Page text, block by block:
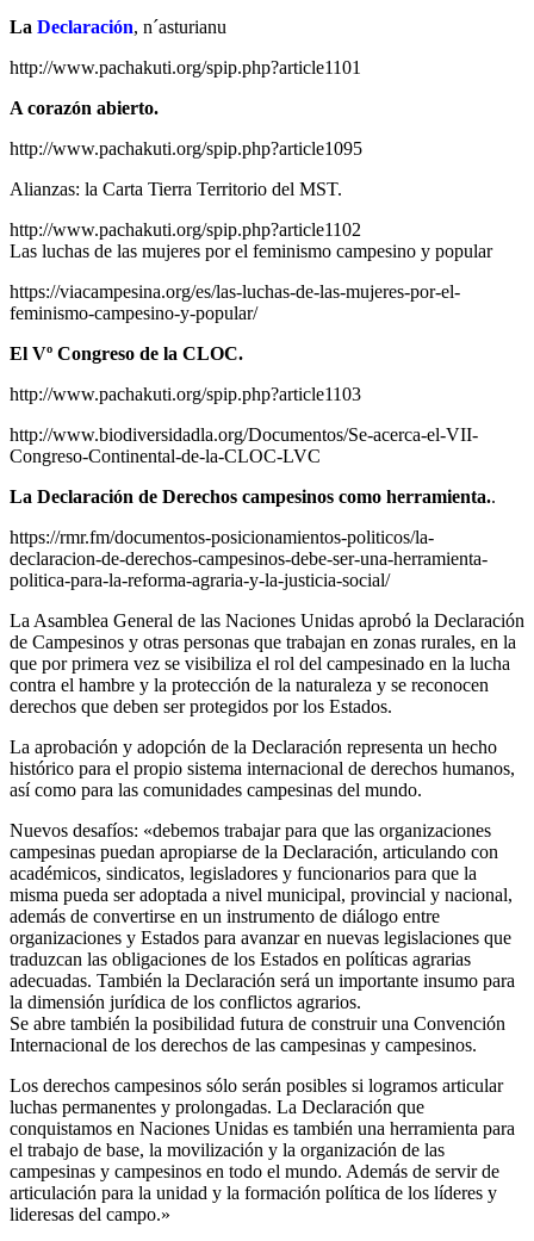
La Declaración, n´asturianu
http://www.pachakuti.org/spip.php?article1101
A corazón abierto.
http://www.pachakuti.org/spip.php?article1095
Alianzas: la Carta Tierra Territorio del MST.
http://www.pachakuti.org/spip.php?article1102
Las luchas de las mujeres por el feminismo campesino y popular
https://viacampesina.org/es/las-luchas-de-las-mujeres-por-el-
feminismo-campesino-y-popular/
El Vº Congreso de la CLOC.
http://www.pachakuti.org/spip.php?article1103
http://www.biodiversidadla.org/Documentos/Se-acerca-el-VII-
Congreso-Continental-de-la-CLOC-LVC
La Declaración de Derechos campesinos como herramienta..
https://rmr.fm/documentos-posicionamientos-politicos/la-
declaracion-de-derechos-campesinos-debe-ser-una-herramienta-
politica-para-la-reforma-agraria-y-la-justicia-social/
La Asamblea General de las Naciones Unidas aprobó la Declaración
de Campesinos y otras personas que trabajan en zonas rurales, en la
que por primera vez se visibiliza el rol del campesinado en la lucha
contra el hambre y la protección de la naturaleza y se reconocen
derechos que deben ser protegidos por los Estados.
La aprobación y adopción de la Declaración representa un hecho
histórico para el propio sistema internacional de derechos humanos,
así como para las comunidades campesinas del mundo.
Nuevos desafíos: «debemos trabajar para que las organizaciones
campesinas puedan apropiarse de la Declaración, articulando con
académicos, sindicatos, legisladores y funcionarios para que la
misma pueda ser adoptada a nivel municipal, provincial y nacional,
además de convertirse en un instrumento de diálogo entre
organizaciones y Estados para avanzar en nuevas legislaciones que
traduzcan las obligaciones de los Estados en políticas agrarias
adecuadas. También la Declaración será un importante insumo para
la dimensión jurídica de los conflictos agrarios.
Se abre también la posibilidad futura de construir una Convención
Internacional de los derechos de las campesinas y campesinos.
Los derechos campesinos sólo serán posibles si logramos articular
luchas permanentes y prolongadas. La Declaración que
conquistamos en Naciones Unidas es también una herramienta para
el trabajo de base, la movilización y la organización de las
campesinas y campesinos en todo el mundo. Además de servir de
articulación para la unidad y la formación política de los líderes y
lideresas del campo.»